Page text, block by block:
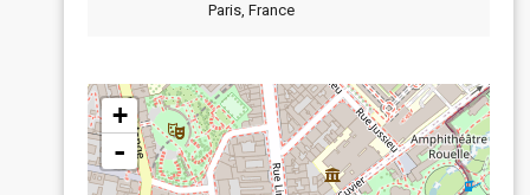
Paris, France
+
-